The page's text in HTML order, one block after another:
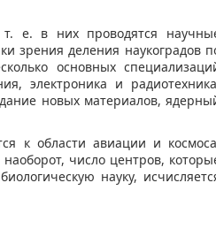
т. е. в них проводятся
зрения деления наукоградов
основных
электроника и
новых материалов,
к области авиации и
число центров,
науку,